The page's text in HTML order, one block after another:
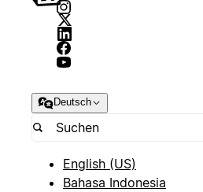
Deutsch
English (US)
Bahasa Indonesia